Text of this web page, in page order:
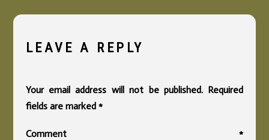
LEAVE A REPLY
Your email address will not be published. Required
fields are marked *
Comment*